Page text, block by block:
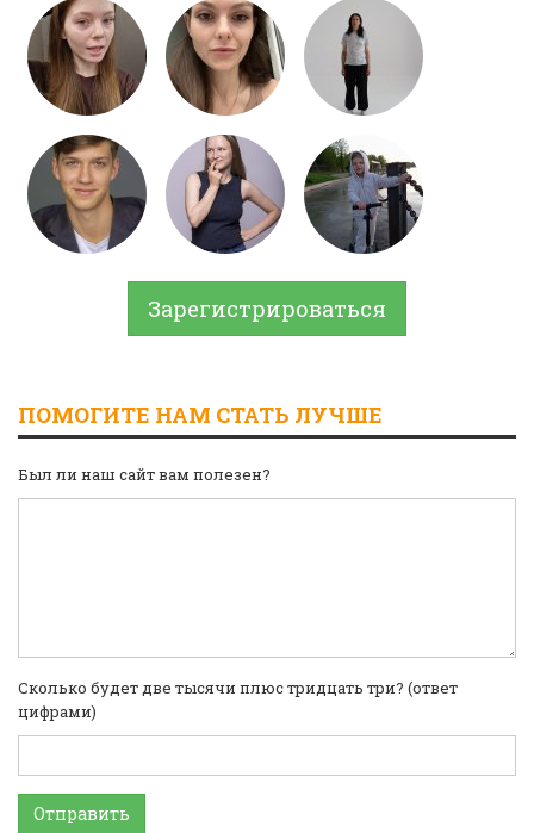
Зарегистрироваться
ПОМОГИТЕ НАМ СТАТЬ ЛУЧШЕ
Был ли наш сайт вам полезен?
Сколько будет две тысячи плюс тридцать три? (ответ
цифрами)
Отправить